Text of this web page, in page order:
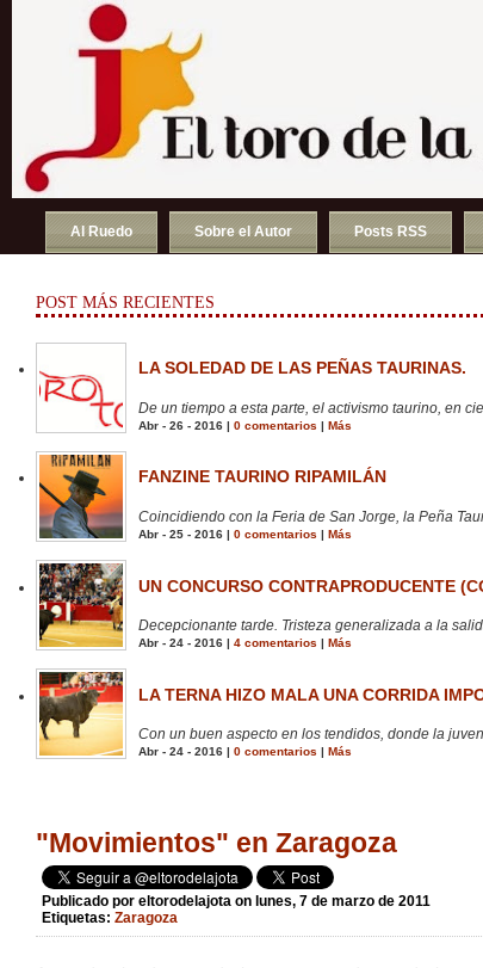
Al Ruedo Sobre el Autor Posts RSS
POST MÁS RECIENTES
LA SOLEDAD DE LAS PEÑAS TAURINAS.
De un tiempo a esta parte, el activismo taurino, en
Abr - 26 - 2016 | 0 comentarios | Más
FANZINE TAURINO RIPAMILÁN
Coincidiendo con la Feria de San Jorge, la Peña
Abr - 25 - 2016 | 0 comentarios | Más
UN CONCURSO CONTRAPRODUCENTE
Decepcionante tarde. Tristeza generalizada a la
Abr - 24 - 2016 | 4 comentarios | Más
LA TERNA HIZO MALA UNA CORRIDA
Con un buen aspecto en los tendidos, donde la
Abr - 24 - 2016 | 0 comentarios Más
"Movimientos" en Zaragoza
Publicado por eltorodelajota on lunes, 7 de marzo de 2011
Etiquetas: Zaragoza